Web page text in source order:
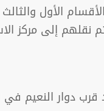
وحشية في المخيم أدت
إلى مركز
دوار النعيم في